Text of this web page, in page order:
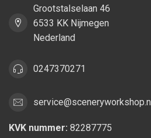
Grootstalselaan 46
6533 KK Nijmegen
Nederland
0247370271
service@sceneryworkshop.nl
KVK nummer: 82287775